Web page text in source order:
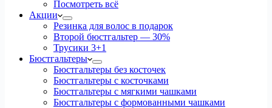
Посмотреть всё
Акции
Резинка для волос в подарок
Второй бюстгальтер — 30%
Трусики 3+1
Бюстгальтеры
Бюстгальтеры без косточек
Бюстгальтеры с косточками
Бюстгальтеры с мягкими чашками
Бюстгальтеры с формованными чашками